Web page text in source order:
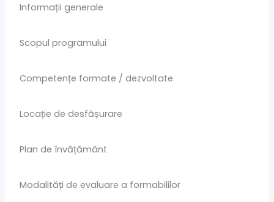
Informații generale
Scopul programului
Competențe formate / dezvoltate
Locație de desfășurare
Plan de învățământ
Modalități de evaluare a formabililor